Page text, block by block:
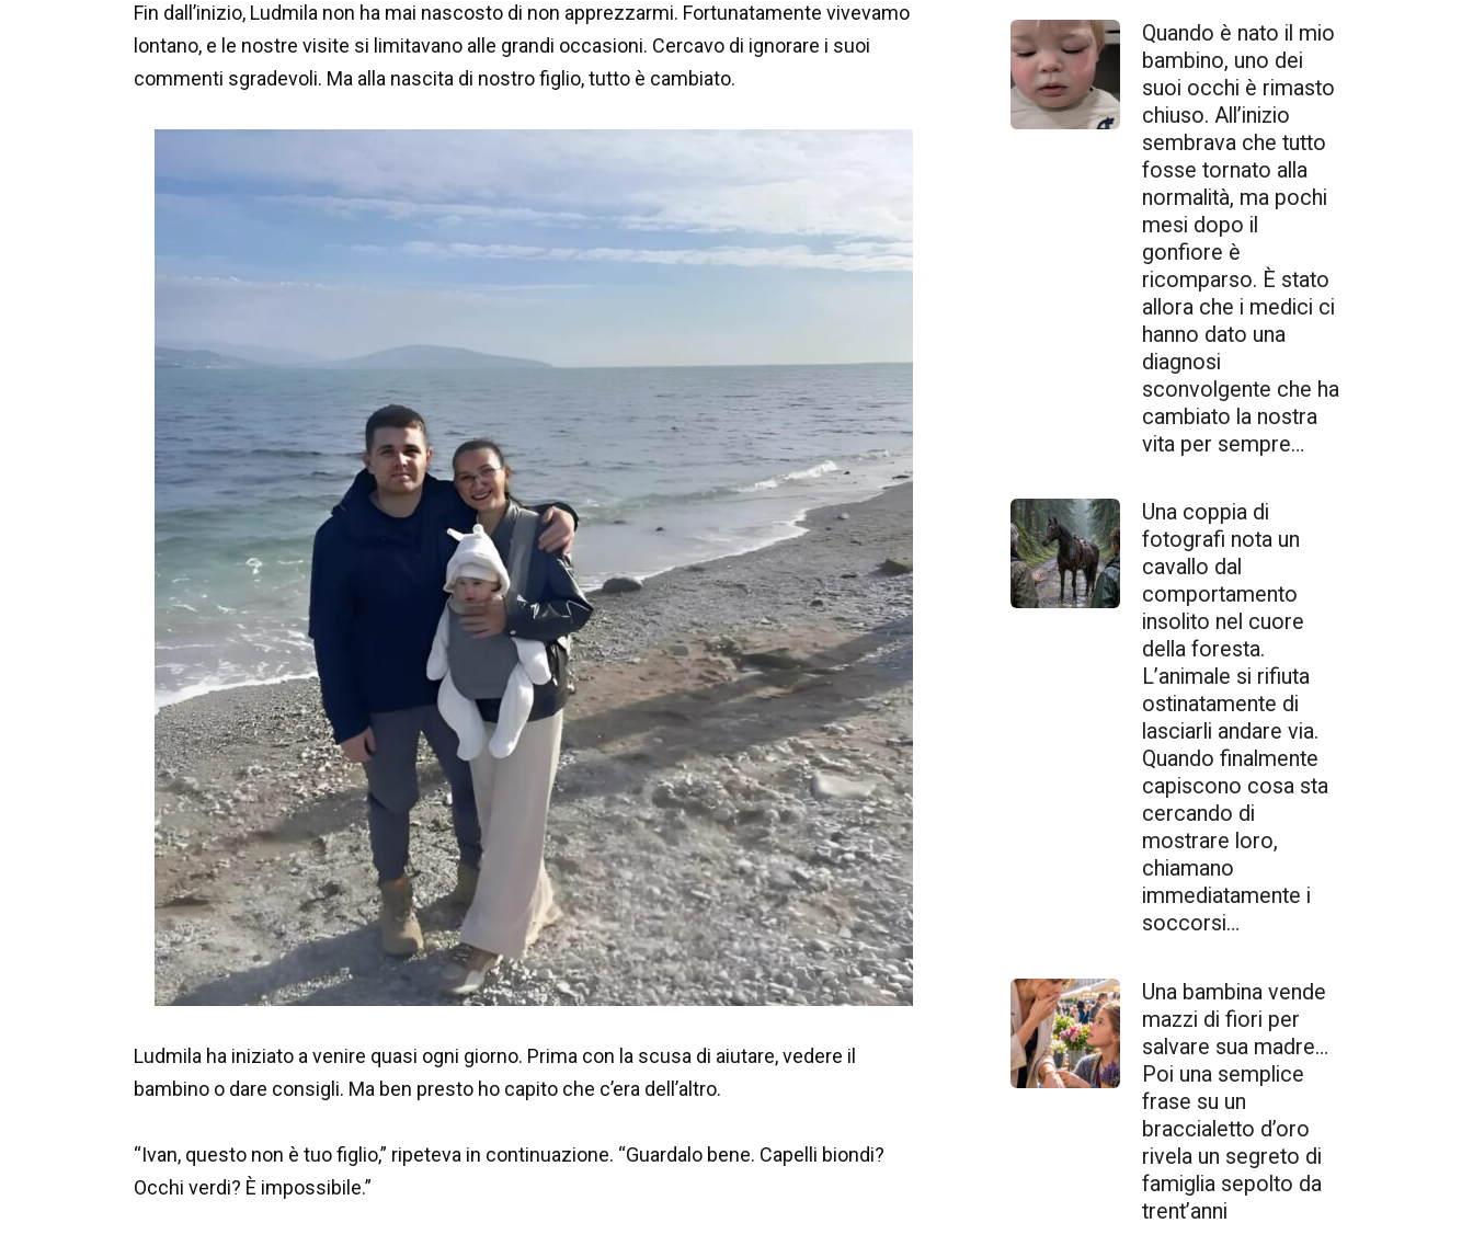
Fin dall’inizio, Ludmila non ha mai nascosto di non apprezzarmi. Fortunatamente vivevamo
lontano, e le nostre visite si limitavano alle grandi occasioni. Cercavo di ignorare i suoi
commenti sgradevoli. Ma alla nascita di nostro figlio, tutto è cambiato.
Ludmila ha iniziato a venire quasi ogni giorno. Prima con la scusa di aiutare, vedere il
bambino o dare consigli. Ma ben presto ho capito che c’era dell’altro.
“Ivan, questo non è tuo figlio,” ripeteva in continuazione. “Guardalo bene. Capelli biondi?
Occhi verdi? È impossibile.”
Quando è nato il mio
bambino, uno dei
suoi occhi è rimasto
chiuso. All’inizio
sembrava che tutto
fosse tornato alla
normalità, ma pochi
mesi dopo il
gonfiore è
ricomparso. È stato
allora che i medici ci
hanno dato una
diagnosi
sconvolgente che ha
cambiato la nostra
vita per sempre…
Una coppia di
fotografi nota un
cavallo dal
comportamento
insolito nel cuore
della foresta.
L’animale si rifiuta
ostinatamente di
lasciarli andare via.
Quando finalmente
capiscono cosa sta
cercando di
mostrare loro,
chiamano
immediatamente i
soccorsi…
Una bambina vende
mazzi di fiori per
salvare sua madre…
Poi una semplice
frase su un
braccialetto d’oro
rivela un segreto di
famiglia sepolto da
trent’anni